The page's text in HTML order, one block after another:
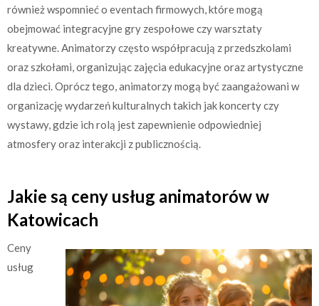
również wspomnieć o eventach firmowych, które mogą
obejmować integracyjne gry zespołowe czy warsztaty
kreatywne. Animatorzy często współpracują z przedszkolami
oraz szkołami, organizując zajęcia edukacyjne oraz artystyczne
dla dzieci. Oprócz tego, animatorzy mogą być zaangażowani w
organizację wydarzeń kulturalnych takich jak koncerty czy
wystawy, gdzie ich rolą jest zapewnienie odpowiedniej
atmosfery oraz interakcji z publicznością.
Jakie są ceny usług animatorów w
Katowicach
Ceny
usług